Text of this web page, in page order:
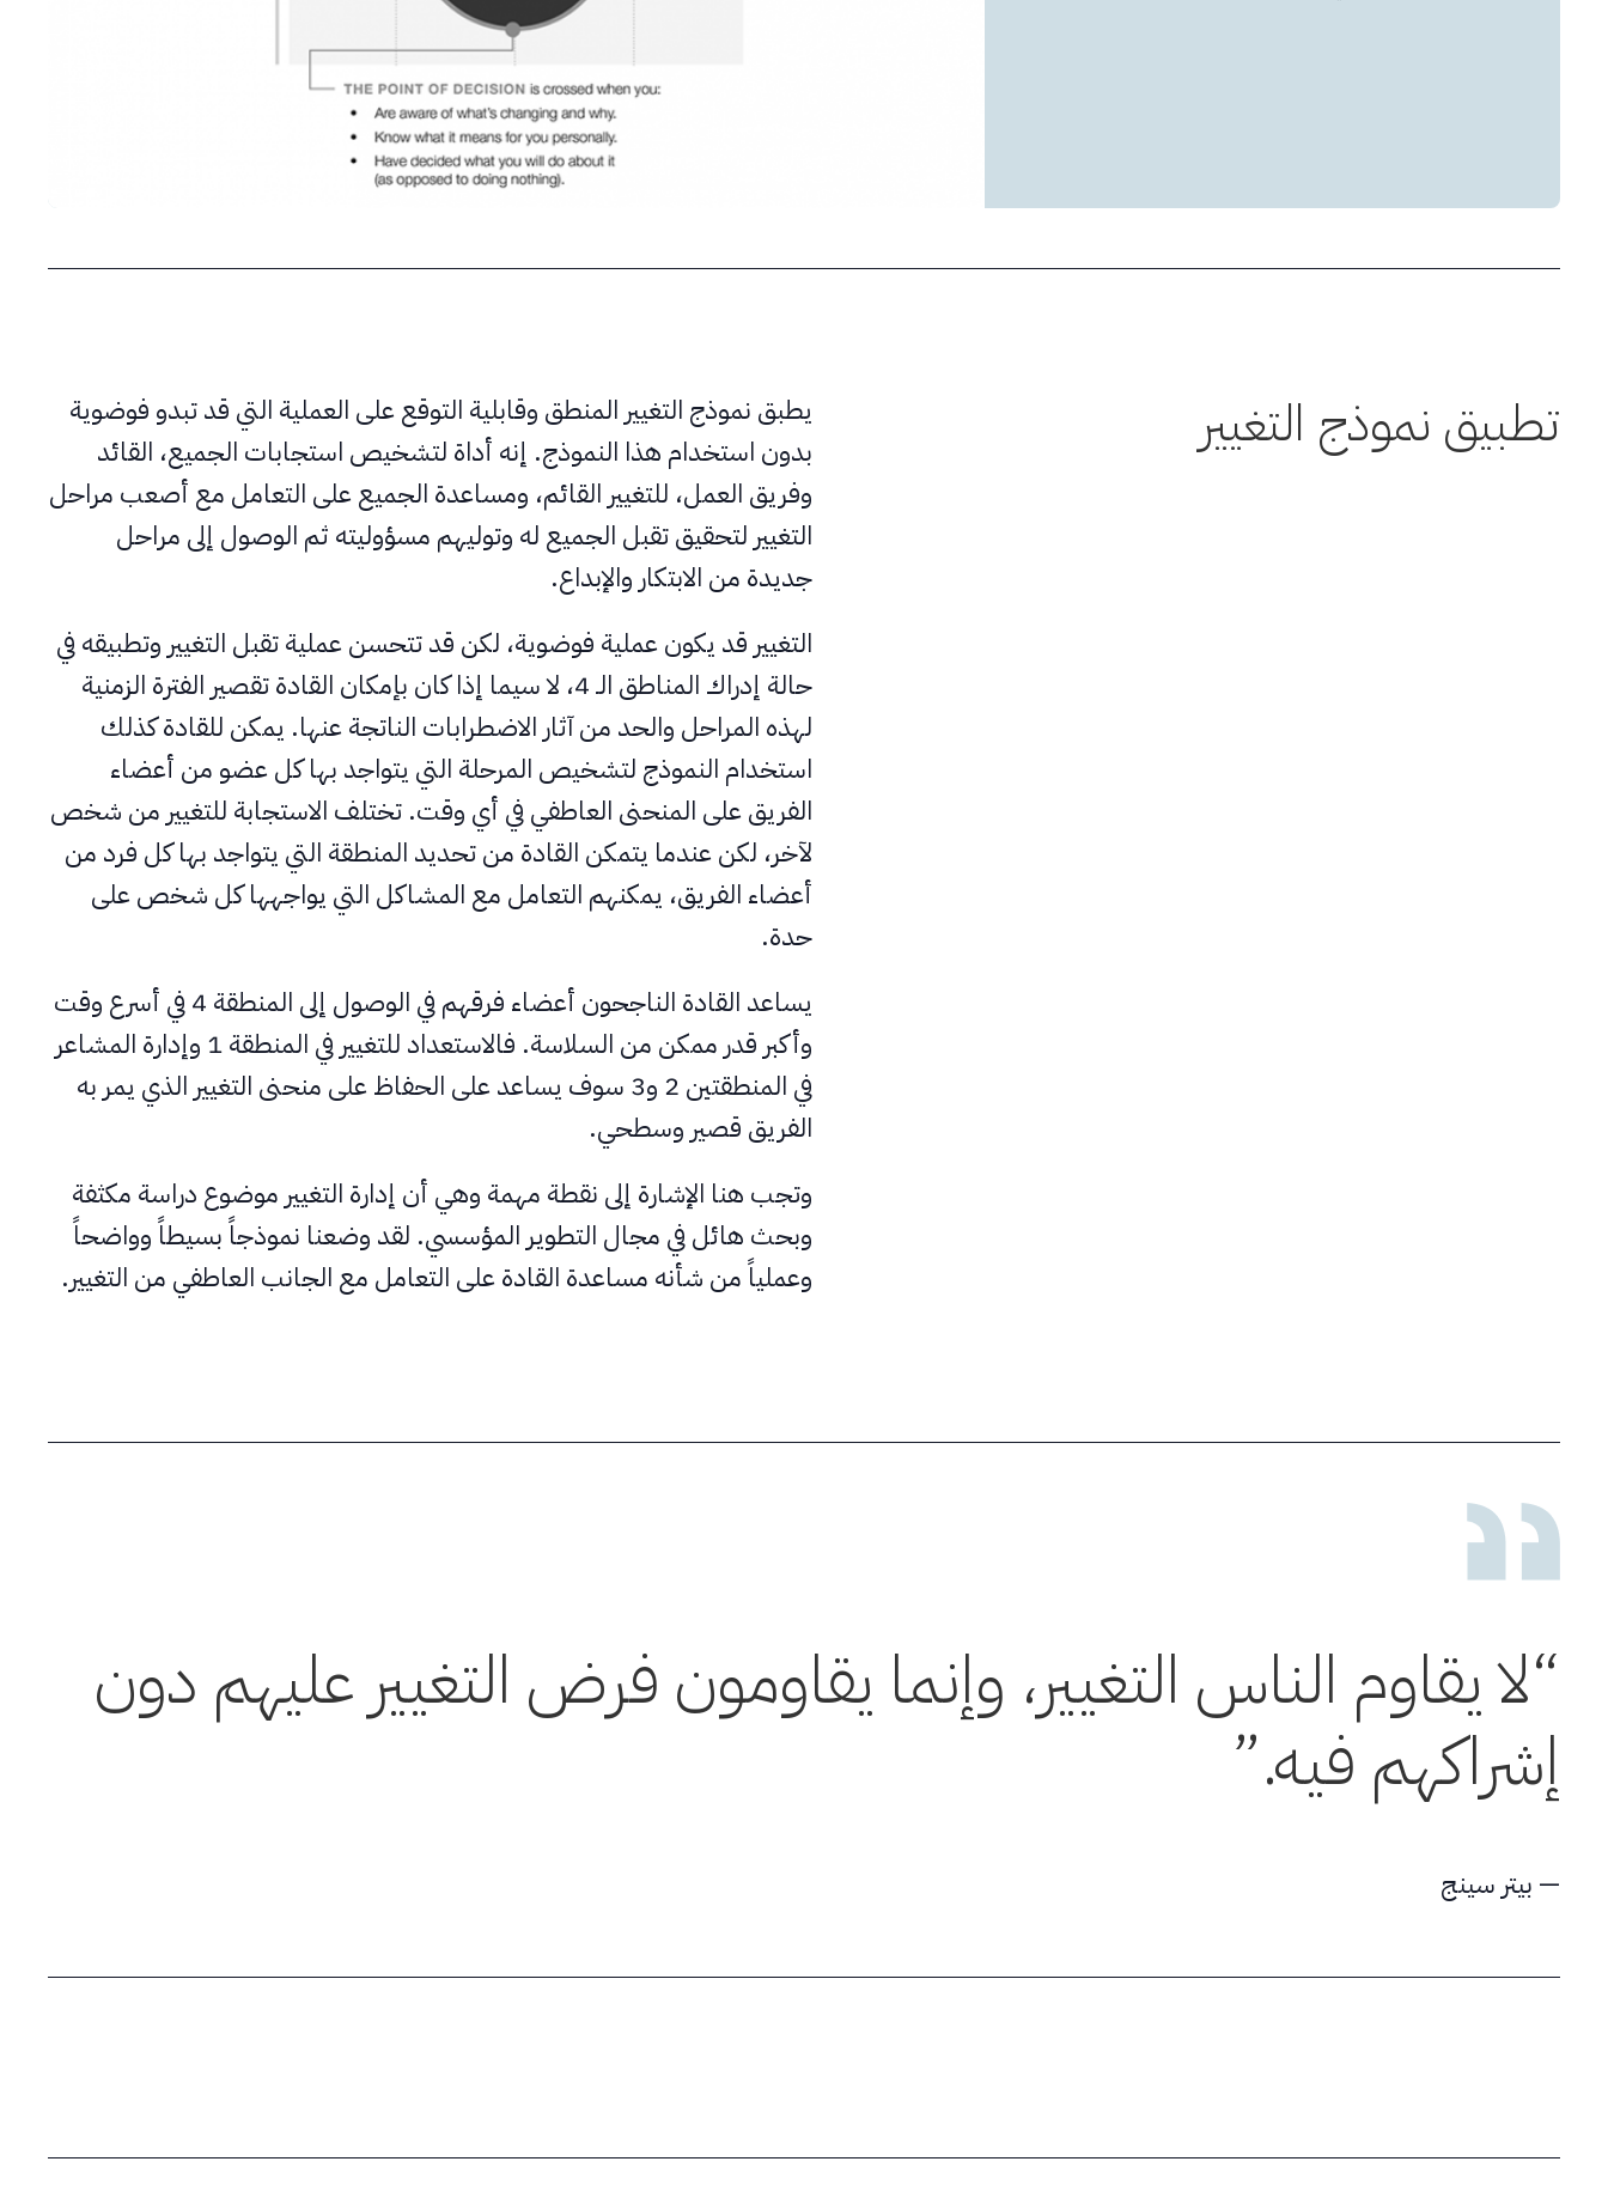
تطبيق نموذج التغيير
يطبق نموذج التغيير المنطق وقابلية التوقع على العملية التي قد تبدو فوضوية
بدون استخدام هذا النموذج. إنه أداة لتشخيص استجابات الجميع، القائد
وفريق العمل، للتغيير القائم، ومساعدة الجميع على التعامل مع أصعب مراحل
التغيير لتحقيق تقبل الجميع له وتوليهم مسؤوليته ثم الوصول إلى مراحل
جديدة من الابتكار والإبداع.
التغيير قد يكون عملية فوضوية، لكن قد تتحسن عملية تقبل التغيير وتطبيقه في
حالة إدراك المناطق الـ 4، لا سيما إذا كان بإمكان القادة تقصير الفترة الزمنية
لهذه المراحل والحد من آثار الاضطرابات الناتجة عنها. يمكن للقادة كذلك
استخدام النموذج لتشخيص المرحلة التي يتواجد بها كل عضو من أعضاء
الفريق على المنحنى العاطفي في أي وقت. تختلف الاستجابة للتغيير من شخص
لآخر، لكن عندما يتمكن القادة من تحديد المنطقة التي يتواجد بها كل فرد من
أعضاء الفريق، يمكنهم التعامل مع المشاكل التي يواجهها كل شخص على
حدة.
يساعد القادة الناجحون أعضاء فرقهم في الوصول إلى المنطقة 4 في أسرع وقت
وأكبر قدر ممكن من السلاسة. فالاستعداد للتغيير في المنطقة 1 وإدارة المشاعر
في المنطقتين 2 و3 سوف يساعد على الحفاظ على منحنى التغيير الذي يمر به
الفريق قصير وسطحي.
وتجب هنا الإشارة إلى نقطة مهمة وهي أن إدارة التغيير موضوع دراسة مكثفة
وبحث هائل في مجال التطوير المؤسسي. لقد وضعنا نموذجاً بسيطاً وواضحاً
وعملياً من شأنه مساعدة القادة على التعامل مع الجانب العاطفي من التغيير.
“لا يقاوم الناس التغيير، وإنما يقاومون فرض التغيير عليهم دون
إشراكهم فيه.”
— بيتر سينج